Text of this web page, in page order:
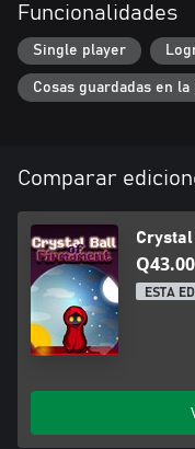
Funcionalidades
Single player
Cosas guardadas en
Comparar
Q43.00
ESTA